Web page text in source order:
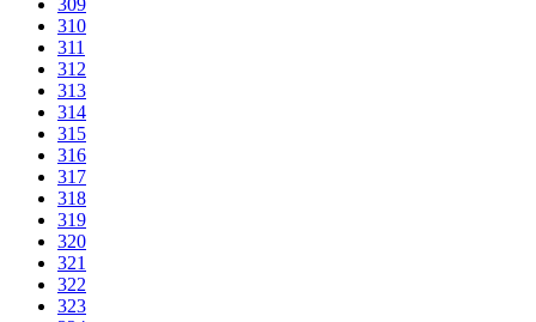
310
311
312
313
314
315
316
317
318
319
320
321
322
323